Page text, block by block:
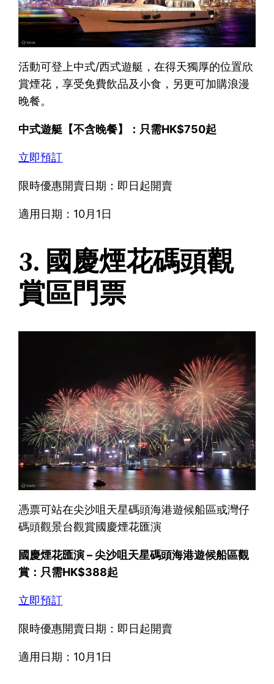
活動可登上中式/西式遊艇，在得天獨厚的位置欣
賞煙花，享受免費飲品及小食，另更可加購浪漫
晚餐。
中式遊艇【不含晚餐】：只需HK$750起
立即預訂
限時優惠開賣日期：即日起開賣
適用日期：10月1日
3. 國慶煙花碼頭觀
賞區門票
憑票可站在尖沙咀天星碼頭海港遊候船區或灣仔
碼頭觀景台觀賞國慶煙花匯演
國慶煙花匯演 – 尖沙咀天星碼頭海港遊候船區觀
賞：只需HK$388起
立即預訂
限時優惠開賣日期：即日起開賣
適用日期：10月1日